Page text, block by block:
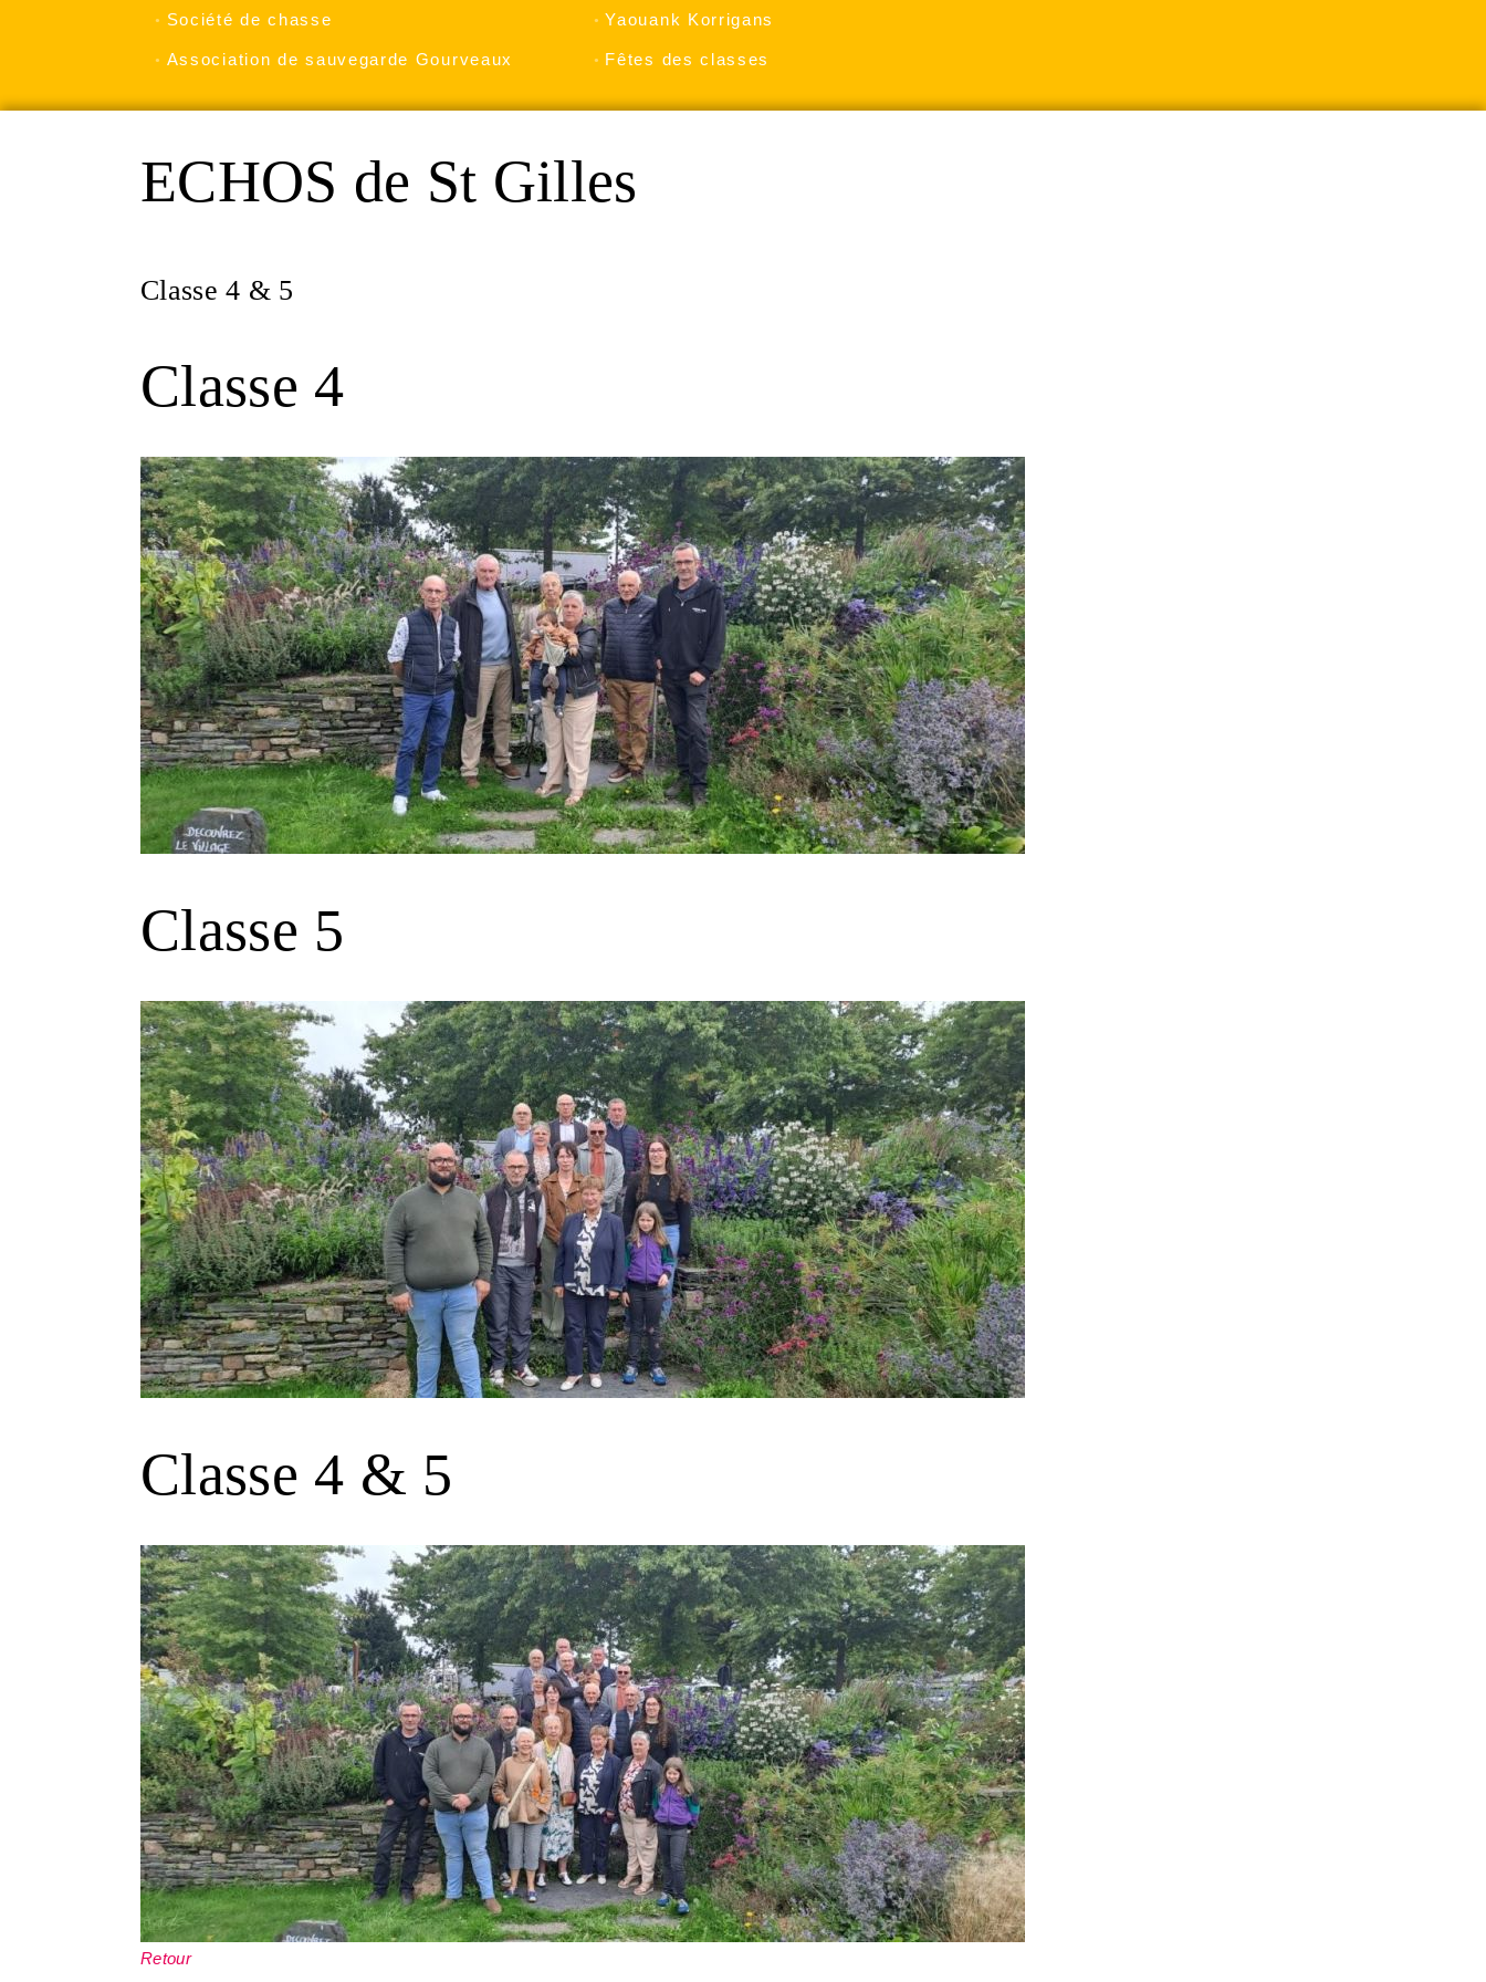
Société de chasse Yaouank Korrigans
Association de sauvegarde Gourveaux Fêtes des classes
ECHOS de St Gilles
Classe 4 & 5
Classe 4
Classe 5
Classe 4 & 5
Retour